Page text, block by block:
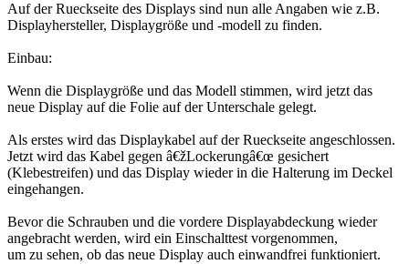
Auf der Rueckseite des Displays sind nun alle Angaben wie z.B.
Displayhersteller, Displaygröße und -modell zu finden.
Einbau:
Wenn die Displaygröße und das Modell stimmen, wird jetzt das
neue Display auf die Folie auf der Unterschale gelegt.
Als erstes wird das Displaykabel auf der Rueckseite angeschlossen.
Jetzt wird das Kabel gegen â€žLockerungâ€œ gesichert
(Klebestreifen) und das Display wieder in die Halterung im Deckel
eingehangen.
Bevor die Schrauben und die vordere Displayabdeckung wieder
angebracht werden, wird ein Einschalttest vorgenommen,
um zu sehen, ob das neue Display auch einwandfrei funktioniert.